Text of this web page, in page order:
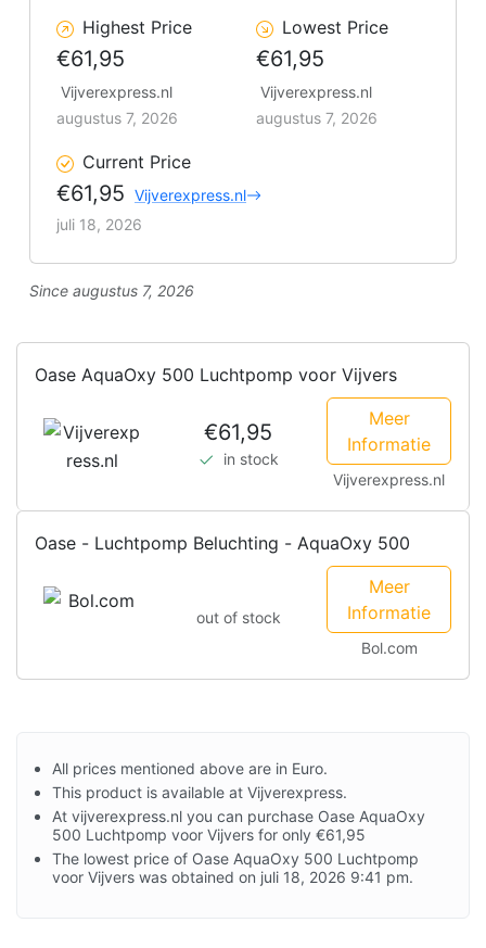
Highest Price
€61,95
Vijverexpress.nl
augustus 7, 2026
Lowest Price
€61,95
Vijverexpress.nl
augustus 7, 2026
Current Price
€61,95 Vijverexpress.nl
juli 18, 2026
Since augustus 7, 2026
Oase AquaOxy 500 Luchtpomp voor Vijvers
€61,95
in stock
Meer
Informatie
Vijverexpress.nl
Oase - Luchtpomp Beluchting - AquaOxy 500
out of stock
Meer
Informatie
Bol.com
All prices mentioned above are in Euro.
This product is available at Vijverexpress.
At vijverexpress.nl you can purchase Oase AquaOxy
500 Luchtpomp voor Vijvers for only €61,95
The lowest price of Oase AquaOxy 500 Luchtpomp
voor Vijvers was obtained on juli 18, 2026 9:41 pm.